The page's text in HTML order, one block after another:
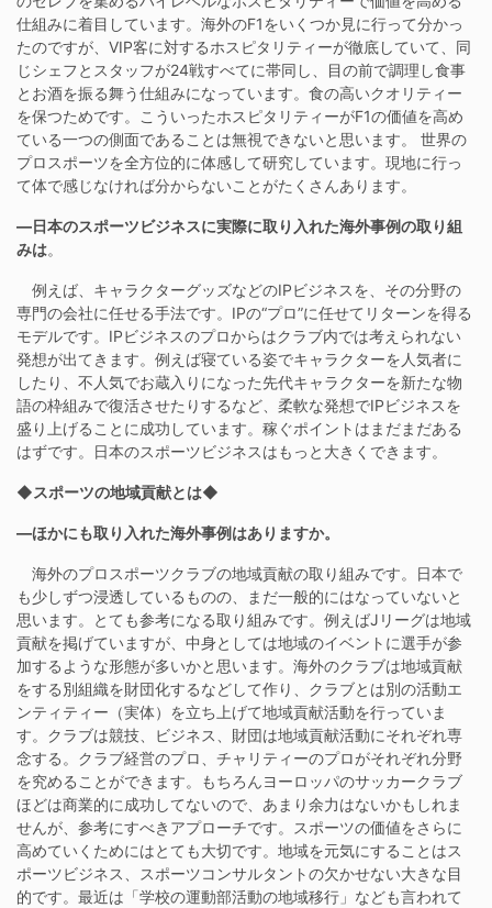
仕組みに着目しています。海外のF1をいくつか見に行って分かっ
たのですが、VIP客に対するホスピタリティーが徹底していて、同
じシェフとスタッフが24戦すべてに帯同し、目の前で調理し食事
とお酒を振る舞う仕組みになっています。食の高いクオリティー
を保つためです。こういったホスピタリティーがF1の価値を高め
ている一つの側面であることは無視できないと思います。 世界の
プロスポーツを全方位的に体感して研究しています。現地に行っ
て体で感じなければ分からないことがたくさんあります。
―日本のスポーツビジネスに実際に取り入れた海外事例の取り組
みは。
例えば、キャラクターグッズなどのIPビジネスを、その分野の
専門の会社に任せる手法です。IPの“プロ”に任せてリターンを得る
モデルです。IPビジネスのプロからはクラブ内では考えられない
発想が出てきます。例えば寝ている姿でキャラクターを人気者に
したり、不人気でお蔵入りになった先代キャラクターを新たな物
語の枠組みで復活させたりするなど、柔軟な発想でIPビジネスを
盛り上げることに成功しています。稼ぐポイントはまだまだある
はずです。日本のスポーツビジネスはもっと大きくできます。
◆スポーツの地域貢献とは◆
―ほかにも取り入れた海外事例はありますか。
海外のプロスポーツクラブの地域貢献の取り組みです。日本で
も少しずつ浸透しているものの、まだ一般的にはなっていないと
思います。とても参考になる取り組みです。例えばJリーグは地域
貢献を掲げていますが、中身としては地域のイベントに選手が参
加するような形態が多いかと思います。海外のクラブは地域貢献
をする別組織を財団化するなどして作り、クラブとは別の活動エ
ンティティー（実体）を立ち上げて地域貢献活動を行っていま
す。クラブは競技、ビジネス、財団は地域貢献活動にそれぞれ専
念する。クラブ経営のプロ、チャリティーのプロがそれぞれ分野
を究めることができます。もちろんヨーロッパのサッカークラブ
ほどは商業的に成功してないので、あまり余力はないかもしれま
せんが、参考にすべきアプローチです。スポーツの価値をさらに
高めていくためにはとても大切です。地域を元気にすることはス
ポーツビジネス、スポーツコンサルタントの欠かせない大きな目
的です。最近は「学校の運動部活動の地域移行」なども言われて